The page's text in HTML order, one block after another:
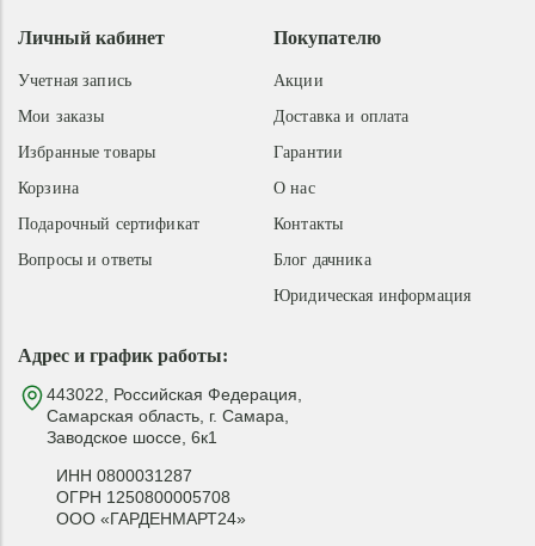
Адрес и график работы:
443022, Российская Федерация,
Самарская область, г. Самара,
Заводское шоссе, 6к1
ИНН 0800031287
ОГРН 1250800005708
ООО «ГАРДЕНМАРТ24»
Покупателю
Акции
Доставка и оплата
Гарантии
О нас
Контакты
Блог дачника
Юридическая информация
Личный кабинет
Учетная запись
Мои заказы
Избранные товары
Корзина
Подарочный сертификат
Вопросы и ответы